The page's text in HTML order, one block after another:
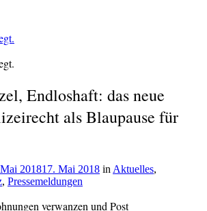
Endloshaft: das neue
als Blaupause für
201817. Mai 2018 von
in Aktuelles,
, Pressemeldungen
verwanzen und Post